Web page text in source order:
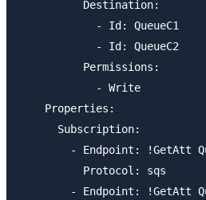
          Destination:
            - Id: QueueC1
            - Id: QueueC2
          Permissions:
            - Write
    Properties:
      Subscription:
- Endpoint: !GetAtt
          Protocol: sqs
- Endpoint: !GetAtt